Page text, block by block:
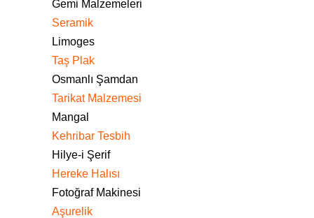
Gemi Malzemeleri
Seramik
Limoges
Taş Plak
Osmanlı Şamdan
Tarikat Malzemesi
Mangal
Kehribar Tesbih
Hilye-i Şerif
Hereke Halısı
Fotoğraf Makinesi
Aşurelik